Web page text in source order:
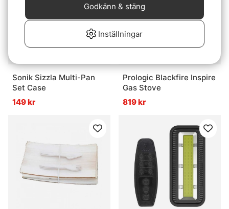
Sonik Sizzla Multi-Pan
Set Case
149 kr
Prologic Blackfire Inspire
Gas Stove
819 kr
Inställningar
Godkänn & stäng